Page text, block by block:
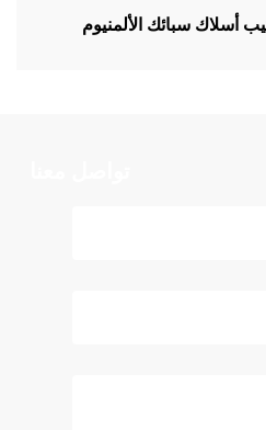
أسلاك سبائك الألمنيوم